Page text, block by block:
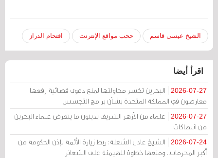
الشيخ عيسى قاسم ححب مواقع الإنترنت اقتحام الدراز
اقرأ أيضا
2026-07-27
البحرين تخسر محاولتها لمنع دعوى قضائية رفعها
معارضون في المملكة المتحدة بشأن برامج التجسس
2026-07-27
علماء من الأزهر الشريف يدينون ما يتعرض علماء البحرين
من انتهاكات
2026-07-24
الشيخ عادل الشعلة: ربط زيارة الأئمة بإذن الحكومة من
أكبر المحرمات.. ومنعها خطوة للهيمنة على الشعائر